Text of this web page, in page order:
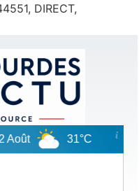
DIRECT,
31°C